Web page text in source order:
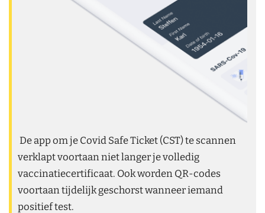
De app om je Covid Safe Ticket (CST) te scannen
verklapt voortaan niet langer je volledig
vaccinatiecertificaat. Ook worden QR-codes
voortaan tijdelijk geschorst wanneer iemand
positief test.